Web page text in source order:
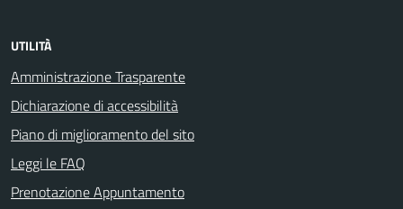
UTILITÀ
Amministrazione Trasparente
Dichiarazione di accessibilità
Piano di miglioramento del sito
Leggi le FAQ
Prenotazione Appuntamento